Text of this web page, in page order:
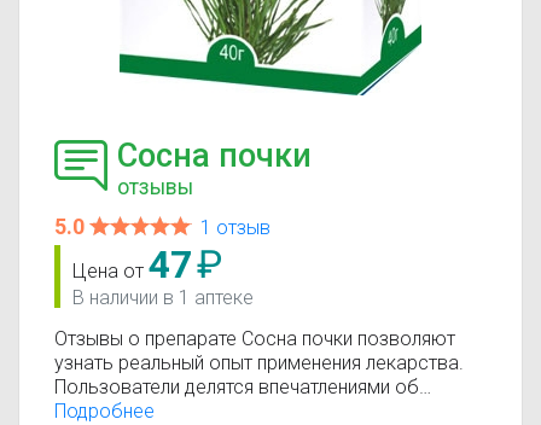
Сосна почки
отзывы
5.0
1 отзыв
Цена от 47₽
В наличии в 1 аптеке
Отзывы о препарате Сосна почки позволяют
узнать реальный опыт применения лекарства.
Пользователи делятся впечатлениями об
эффективности, переносимости и результатах
Подробнее